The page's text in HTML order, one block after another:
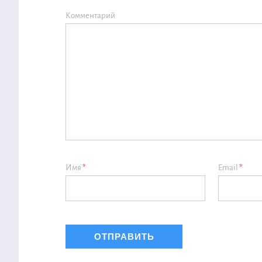
Комментарий
Имя * Email*